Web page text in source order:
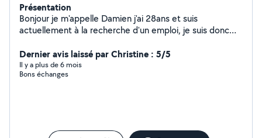
Présentation
Bonjour je m'appelle Damien j'ai 28ans et suis
actuellement à la recherche d'un emploi, je suis donc
J'aime beaucoup les animaux, la nature et le relationnel.
Je suis assez débrouillard pour résoudre des problèmes
informatiques. Mes hobbies sont la randonnées, les
Dernier avis laissé par Christine : 5/5
Il y a plus de 6 mois
Bons échanges